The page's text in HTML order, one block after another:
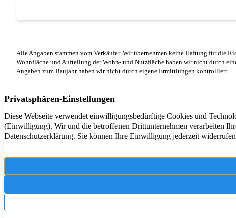
Alle Angaben stammen vom Verkäufer. Wir übernehmen keine Haftung für die
Wohnfläche und Aufteilung der Wohn- und Nutzfläche haben wir nicht durch
Angaben zum Baujahr haben wir nicht durch eigene Ermittlungen kontrolliert.
Ihr Partner rund